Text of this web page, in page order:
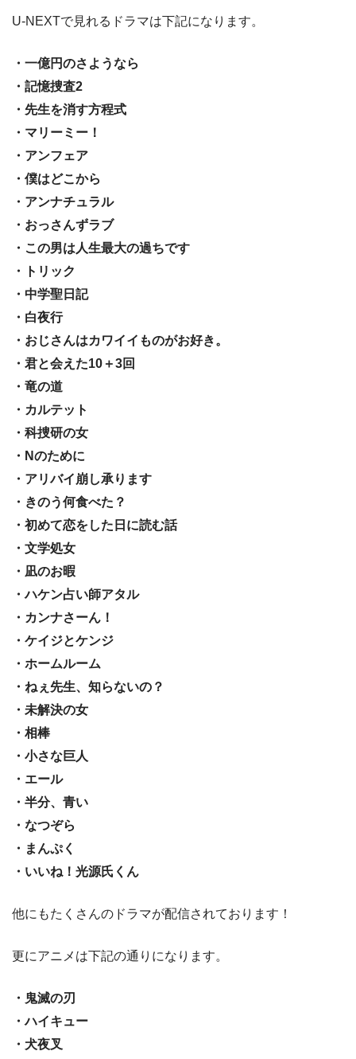
U-NEXTで見れるドラマは下記になります。
・一億円のさようなら
・記憶捜査2
・先生を消す方程式
・マリーミー！
・アンフェア
・僕はどこから
・アンナチュラル
・おっさんずラブ
・この男は人生最大の過ちです
・トリック
・中学聖日記
・白夜行
・おじさんはカワイイものがお好き。
・君と会えた10＋3回
・竜の道
・カルテット
・科捜研の女
・Nのために
・アリバイ崩し承ります
・きのう何食べた？
・初めて恋をした日に読む話
・文学処女
・凪のお暇
・ハケン占い師アタル
・カンナさーん！
・ケイジとケンジ
・ホームルーム
・ねぇ先生、知らないの？
・未解決の女
・相棒
・小さな巨人
・エール
・半分、青い
・なつぞら
・まんぷく
・いいね！光源氏くん
他にもたくさんのドラマが配信されております！
更にアニメは下記の通りになります。
・鬼滅の刃
・ハイキュー
・犬夜叉